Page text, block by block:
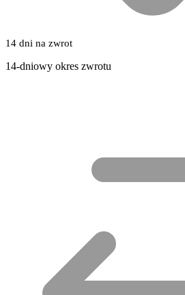
14 dni na zwrot
14-dniowy okres zwrotu